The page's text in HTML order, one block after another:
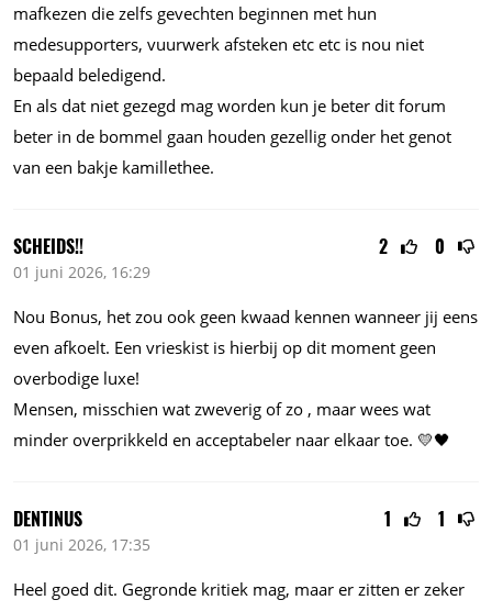
mafkezen die zelfs gevechten beginnen met hun
medesupporters, vuurwerk afsteken etc etc is nou niet
bepaald beledigend.
En als dat niet gezegd mag worden kun je beter dit forum
beter in de bommel gaan houden gezellig onder het genot
van een bakje kamillethee.
2 0
SCHEIDS!!
01 juni 2026, 16:29
Nou Bonus, het zou ook geen kwaad kennen wanneer jij eens
even afkoelt. Een vrieskist is hierbij op dit moment geen
overbodige luxe!
Mensen, misschien wat zweverig of zo , maar wees wat
minder overprikkeld en acceptabeler naar elkaar toe. 💛🖤
1 1
DENTINUS
01 juni 2026, 17:35
Heel goed dit. Gegronde kritiek mag, maar er zitten er zeker